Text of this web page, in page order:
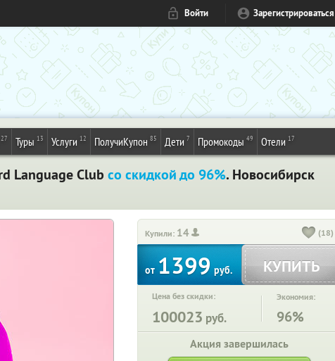
Войти Зарегистрироваться
27 Туры 13 Услуги 12 ПолучиКупон 85 Дети 7 Промокоды 49 Отели 17
Language Club со скидкой до 96%. Новосибирск
Купили: 14 (18)
от 1399 руб. КУПИТЬ
Цена без скидки:
100023 руб.
Экономия:
96%
Акция завершилась